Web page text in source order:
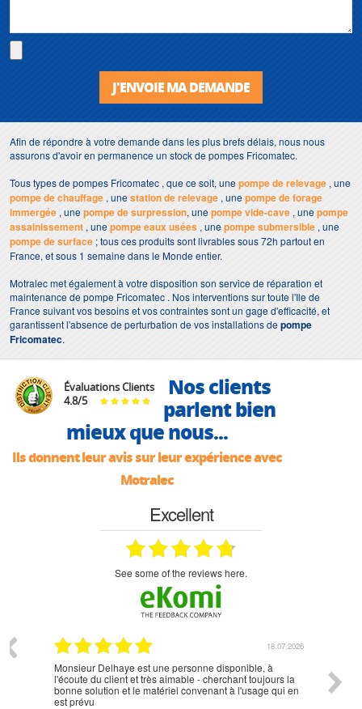
J'ENVOIE MA DEMANDE
Afin de répondre à votre demande dans les plus brefs délais, nous nous
assurons d'avoir en permanence un stock de pompes Fricomatec.
Tous types de pompes Fricomatec , que ce soit, unepompe de relevage , une
pompe de chauffage , unestation de relevage , unepompe de forage
immergée , unepompe de surpression, unepompe vide-cave , unepompe
assainissement , unepompe eaux usées , unepompe submersible , une
pompe de surface ; tous ces produits sont livrables sous 72h partout en
France, et sous 1 semaine dans le Monde entier.
Motralec met également à votre disposition son service de réparation et
maintenance de pompe Fricomatec . Nos interventions sur toute l'Ile de
France suivant vos besoins et vos contraintes sont un gage d'efficacité, et
garantissent l'absence de perturbation de vos installations depompe
Fricomatec.
Évaluations Clients
4.8/5
Nos clients
parlent bien
mieux que nous...
Ils donnent leur avis sur leur expérience avec
Motralec
Excellent
see some of the reviews here.
18.07.2026
Monsieur Delhaye est une personne disponible, à
l'écoute du client et très aimable - cherchant toujours la
bonne solution et le matériel convenant à l'usage qui en
est prévu